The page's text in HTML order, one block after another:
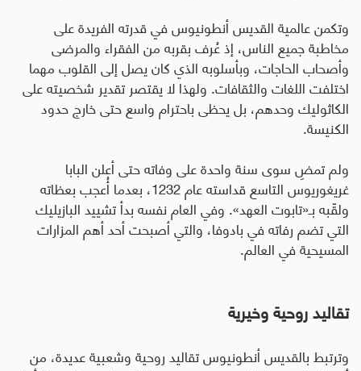
وتكمن عالمية القديس أنطونيوس في قدرته الفريدة على
مخاطبة جميع الناس، إذ عُرف بقربه من الفقراء والمرضى
وأصحاب الحاجات، وبأسلوبه الذي كان يصل إلى القلوب مهما
اختلفت اللغات والثقافات. ولهذا لا يقتصر تقدير شخصيته على
الكاثوليك وحدهم، بل يحظى باحترام واسع حتى خارج حدود
الكنيسة.
ولم تمضِ سوى سنة واحدة على وفاته حتى أعلن البابا
غريغوريوس التاسع قداسته عام 1232، بعدما أُعجب بعظاته
ولقّبه بـ«تابوت العهد». وفي العام نفسه بدأ تشييد البازيليك
التي تضم رفاته في بادوفا، والتي أصبحت أحد أهم المزارات
المسيحية في العالم.
تقاليد روحية وخيرية
وترتبط بالقديس أنطونيوس تقاليد روحية وشعبية عديدة، من